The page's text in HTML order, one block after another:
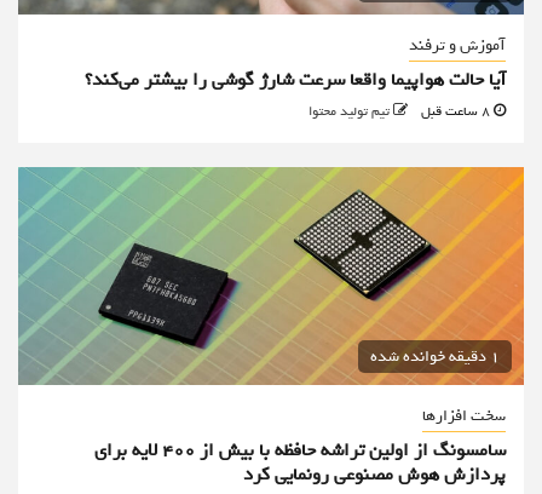
آموزش و ترفند
آیا حالت هواپیما واقعا سرعت شارژ گوشی را بیشتر می‌کند؟
تیم تولید محتوا
1 دقیقه خوانده شده
سخت افزارها
سامسونگ از اولین تراشه حافظه با بیش از ۴۰۰ لایه برای
پردازش هوش مصنوعی رونمایی کرد